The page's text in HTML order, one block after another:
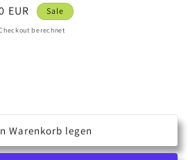
EUR Sale
berechnet
Warenkorb legen